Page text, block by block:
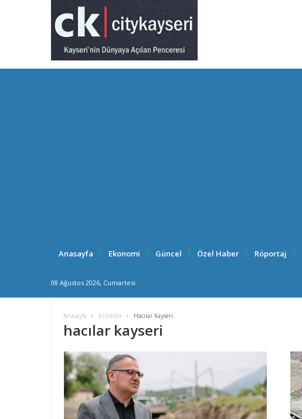
Anasayfa Ekonomi Güncel Özel Haber Röportaj
08 Ağustos 2026, Cumartesi
Anasayfa Etiketler Hacılar Kayseri
hacılar kayseri